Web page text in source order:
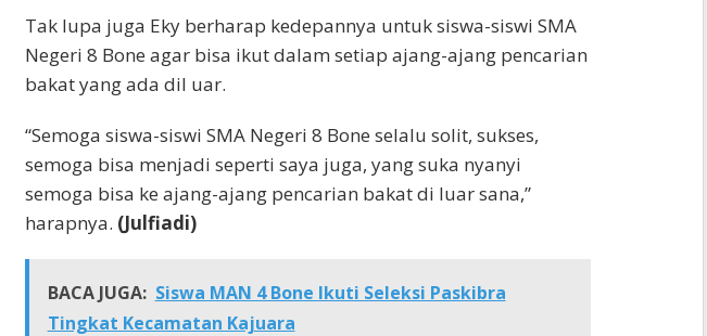
Tak lupa juga Eky berharap kedepannya untuk siswa-siswi SMA
Negeri 8 Bone agar bisa ikut dalam setiap ajang-ajang pencarian
bakat yang ada dil uar.
“Semoga siswa-siswi SMA Negeri 8 Bone selalu solit, sukses,
semoga bisa menjadi seperti saya juga, yang suka nyanyi
semoga bisa ke ajang-ajang pencarian bakat di luar sana,”
harapnya. (Julfiadi)
BACA JUGA: Siswa MAN 4 Bone Ikuti Seleksi Paskibra
Tingkat Kecamatan Kajuara